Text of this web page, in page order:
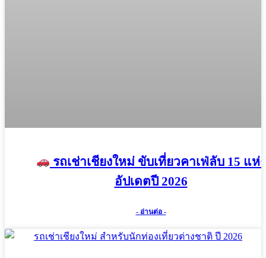
รถเช่าเชียงใหม่ ขับเที่ยวคาเฟ่ลับ 15 แห่ง
อัปเดตปี 2026
- อ่านต่อ -